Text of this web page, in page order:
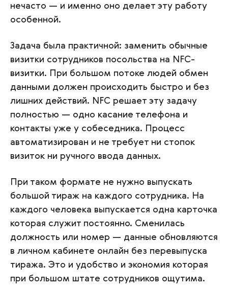
нечасто — и именно оно делает эту работу
особенной.
Задача была практичной: заменить обычные
визитки сотрудников посольства на NFC-
визитки. При большом потоке людей обмен
данными должен происходить быстро и без
лишних действий. NFC решает эту задачу
полностью — одно касание телефона и
контакты уже у собеседника. Процесс
автоматизирован и не требует ни стопок
визиток ни ручного ввода данных.
При таком формате не нужно выпускать
большой тираж на каждого сотрудника. На
каждого человека выпускается одна карточка
которая служит постоянно. Сменилась
должность или номер — данные обновляются
в личном кабинете онлайн без перевыпуска
тиража. Это и удобство и экономия которая
при большом штате сотрудников ощутима.